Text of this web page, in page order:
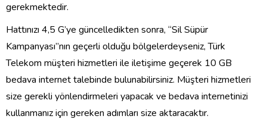
gerekmektedir.
Hattınızı 4,5 G’ye güncelledikten sonra, “Sil Süpür
Kampanyası”nın geçerli olduğu bölgelerdeyseniz, Türk
Telekom müşteri hizmetleri ile iletişime geçerek 10 GB
bedava internet talebinde bulunabilirsiniz. Müşteri hizmetleri
size gerekli yönlendirmeleri yapacak ve bedava internetinizi
kullanmanız için gereken adımları size aktaracaktır.